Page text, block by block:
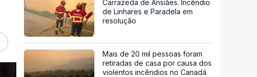
Carrazeda de Ansiães. Incêndio
de Linhares e Paradela em
resolução
Mais de 20 mil pessoas foram
retiradas de casa por causa dos
violentos incêndios no Canadá